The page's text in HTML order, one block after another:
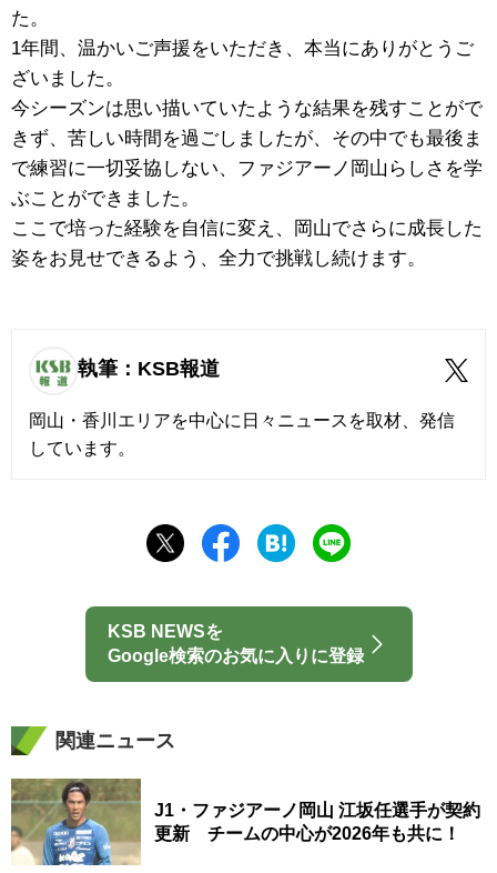
た。
1年間、温かいご声援をいただき、本当にありがとうご
ざいました。
今シーズンは思い描いていたような結果を残すことがで
きず、苦しい時間を過ごしましたが、その中でも最後ま
で練習に一切妥協しない、ファジアーノ岡山らしさを学
ぶことができました。
ここで培った経験を自信に変え、岡山でさらに成長した
姿をお見せできるよう、全力で挑戦し続けます。
執筆：KSB報道
岡山・香川エリアを中心に日々ニュースを取材、発信
しています。
KSB NEWSを
Google検索のお気に入りに登録
関連ニュース
J1・ファジアーノ岡山 江坂任選手が契約
更新 チームの中心が2026年も共に！